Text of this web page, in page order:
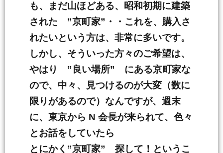
も、まだ山ほどある、昭和初期に建築
された ”京町家”・・これを、購入さ
れたいという方は、非常に多いです。
しかし、そういった方々のご希望は、
やはり ”良い場所” にある京町家な
ので、中々、見つけるのが大変（数に
限りがあるので）なんですが、週末
に、東京から N 会長が来られて、色々
とお話をしていたら
とにかく”京町家” 探して！というこ